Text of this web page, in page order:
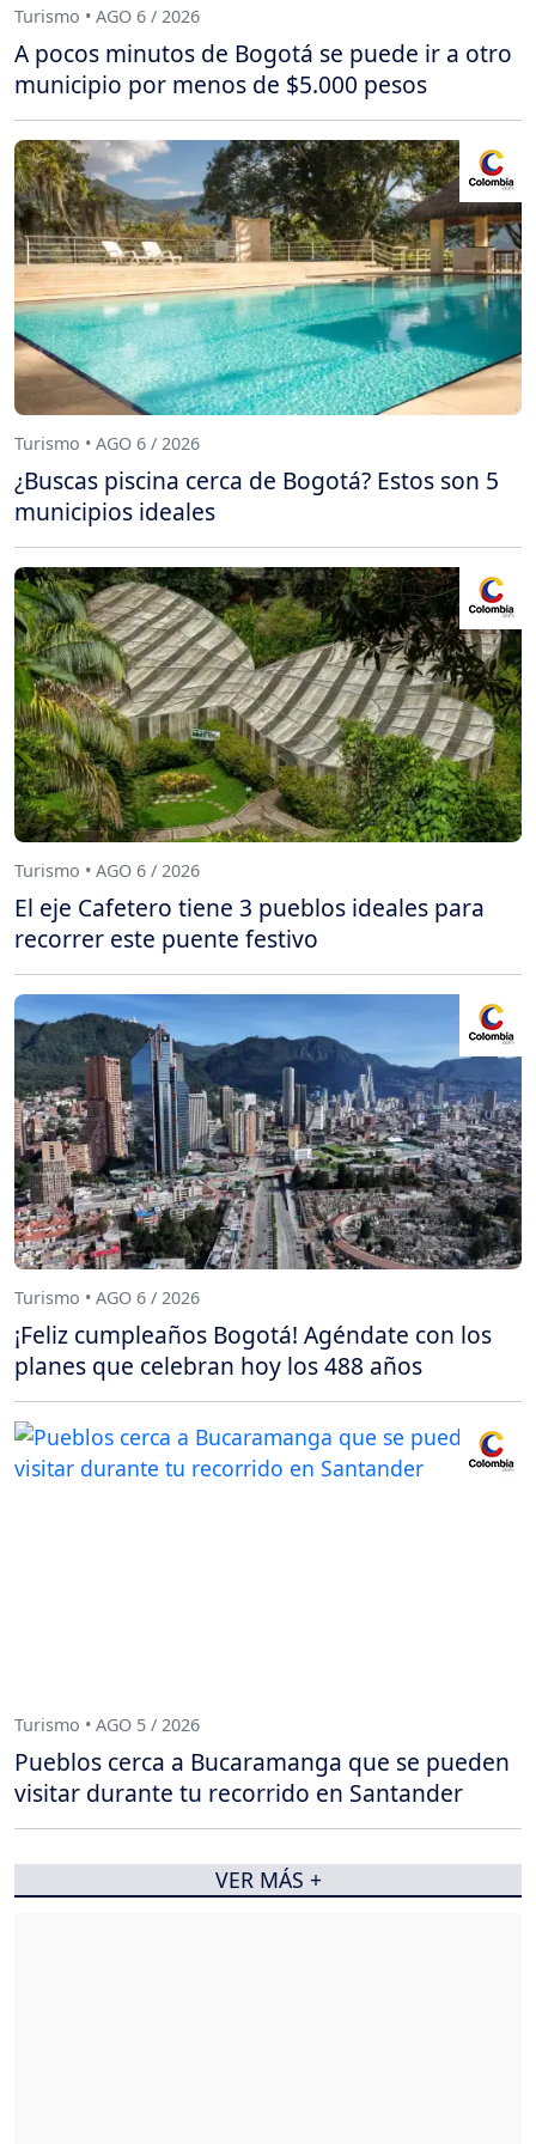
Turismo • AGO 6 / 2026
A pocos minutos de Bogotá se puede ir a otro
municipio por menos de $5.000 pesos
Turismo • AGO 6 / 2026
¿Buscas piscina cerca de Bogotá? Estos son 5
municipios ideales
Turismo • AGO 6 / 2026
El eje Cafetero tiene 3 pueblos ideales para
recorrer este puente festivo
Turismo • AGO 6 / 2026
¡Feliz cumpleaños Bogotá! Agéndate con los
planes que celebran hoy los 488 años
Turismo • AGO 5 / 2026
Pueblos cerca a Bucaramanga que se pueden
visitar durante tu recorrido en Santander
VER MÁS +